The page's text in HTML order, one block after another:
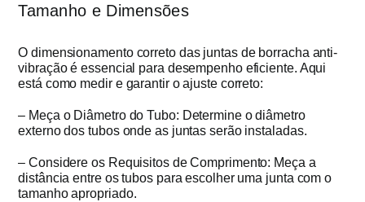
Tamanho e Dimensões
O dimensionamento correto das juntas de borracha anti-
vibração é essencial para desempenho eficiente. Aqui
está como medir e garantir o ajuste correto:
– Meça o Diâmetro do Tubo: Determine o diâmetro
externo dos tubos onde as juntas serão instaladas.
– Considere os Requisitos de Comprimento: Meça a
distância entre os tubos para escolher uma junta com o
tamanho apropriado.